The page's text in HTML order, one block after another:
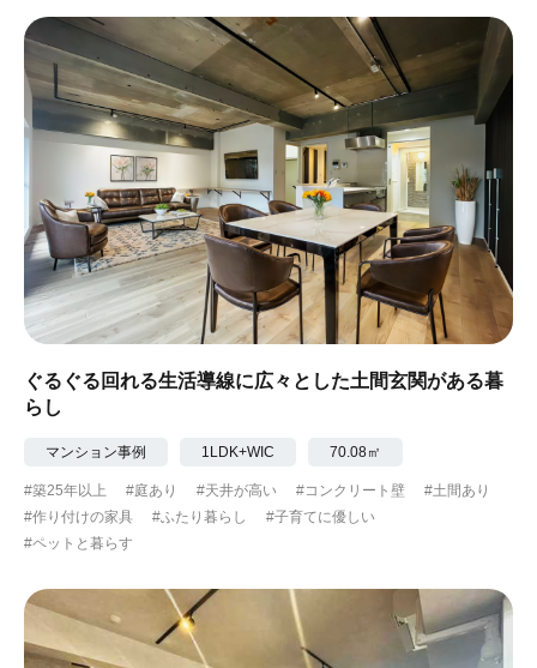
ぐるぐる回れる生活導線に広々とした土間玄関がある暮
らし
マンション事例 1LDK+WIC 70.08㎡
#築25年以上 #庭あり #天井が高い #コンクリート壁
#土間あり
#作り付けの家具
#ふたり暮らし
#子育てに優しい
#ペットと暮らす